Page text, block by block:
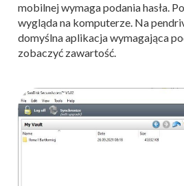
mobilnej wymaga podania hasła.
wygląda na komputerze. Na
domyślna aplikacja wymagająca
zobaczyć zawartość.